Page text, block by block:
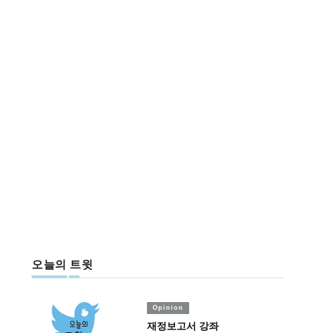
오늘의 트윗
Opinion
재정보고서 강좌